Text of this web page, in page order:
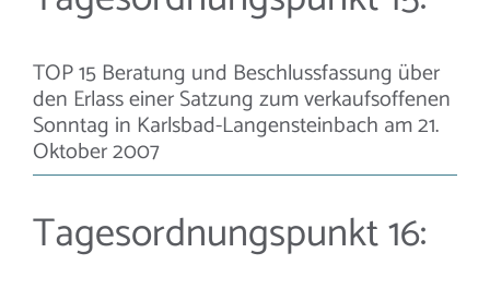
TOP 15 Beratung und Beschlussfassung über
den Erlass einer Satzung zum verkaufsoffenen
Sonntag in Karlsbad-Langensteinbach am 21.
Oktober 2007
Tagesordnungspunkt 16: